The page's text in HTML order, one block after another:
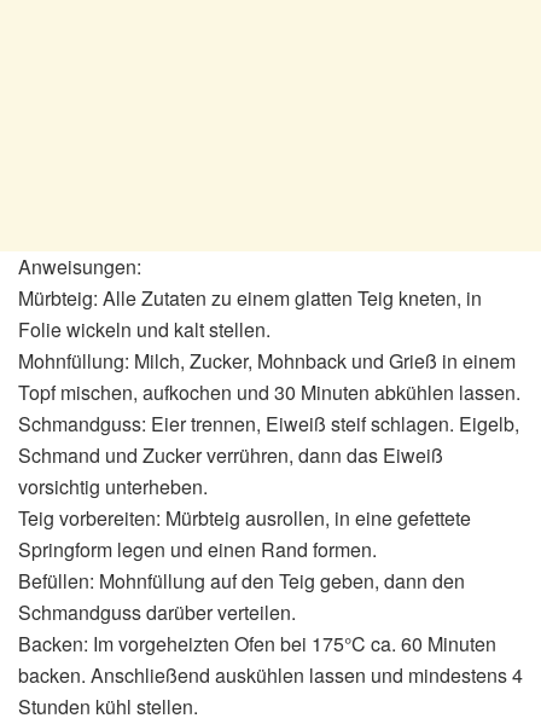
Anweisungen:
Mürbteig: Alle Zutaten zu einem glatten Teig kneten, in
Folie wickeln und kalt stellen.
Mohnfüllung: Milch, Zucker, Mohnback und Grieß in einem
Topf mischen, aufkochen und 30 Minuten abkühlen lassen.
Schmandguss: Eier trennen, Eiweiß steif schlagen. Eigelb,
Schmand und Zucker verrühren, dann das Eiweiß
vorsichtig unterheben.
Teig vorbereiten: Mürbteig ausrollen, in eine gefettete
Springform legen und einen Rand formen.
Befüllen: Mohnfüllung auf den Teig geben, dann den
Schmandguss darüber verteilen.
Backen: Im vorgeheizten Ofen bei 175°C ca. 60 Minuten
backen. Anschließend auskühlen lassen und mindestens 4
Stunden kühl stellen.